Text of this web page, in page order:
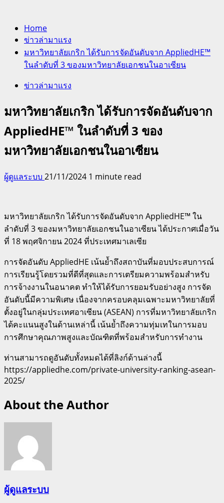
Home
ข่าวล่ามาแรง
มหาวิทยาลัยเกริก ได้รับการจัดอันดับจาก AppliedHE™
ในลำดับที่ 3 ของมหาวิทยาลัยเอกชนในอาเซียน
ข่าวล่ามาแรง
มหาวิทยาลัยเกริก ได้รับการจัดอันดับจาก
AppliedHE™ ในลำดับที่ 3 ของ
มหาวิทยาลัยเอกชนในอาเซียน
ผู้ดูแลระบบ 21/11/2024 1 minute read
มหาวิทยาลัยเกริก ได้รับการจัดอันดับจาก AppliedHE™ ใน
ลำดับที่ 3 ของมหาวิทยาลัยเอกชนในอาเซียน ได้ประกาศเมื่อวัน
ที่ 18 พฤศจิกายน 2024 ที่ประเทศมาเลเซีย
การจัดอันดับ AppliedHE เน้นย้ำถึงสถาบันที่มอบประสบการณ์
การเรียนรู้โดยรวมที่ดีที่สุดและการเตรียมความพร้อมสำหรับ
การจ้างงานในอนาคต ทำให้ได้รับการยอมรับอย่างสูง การจัด
อันดับนี้มีความพิเศษ เนื่องจากครอบคลุมเฉพาะมหาวิทยาลัยที่
ตั้งอยู่ในกลุ่มประเทศอาเซียน (ASEAN) การที่มหาวิทยาลัยเกริก
ได้คะแนนสูงในด้านเหล่านี้ เน้นย้ำถึงความทุ่มเทในการมอบ
การศึกษาคุณภาพสูงและบัณฑิตที่พร้อมสำหรับการทำงาน
ท่านสามารถดูอันดับทั้งหมดได้ที่ลิงก์ด้านล่างนี้
https://appliedhe.com/private-university-ranking-asean-
2025/
About the Author
ผู้ดูแลระบบ